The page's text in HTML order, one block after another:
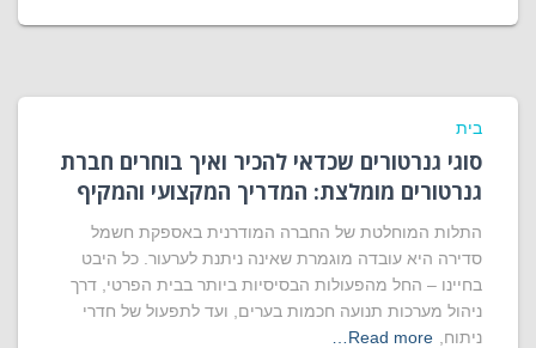
בית
סוגי גנרטורים שכדאי להכיר ואיך בוחרים חברת
גנרטורים מומלצת: המדריך המקצועי והמקיף
התלות המוחלטת של החברה המודרנית באספקת חשמל
סדירה היא עובדה מוגמרת שאינה ניתנת לערעור. כל היבט
בחיינו – החל מהפעולות הבסיסיות ביותר בבית הפרטי, דרך
ניהול מערכות תנועה חכמות בערים, ועד לתפעול של חדרי
ניתוח,
Read more…